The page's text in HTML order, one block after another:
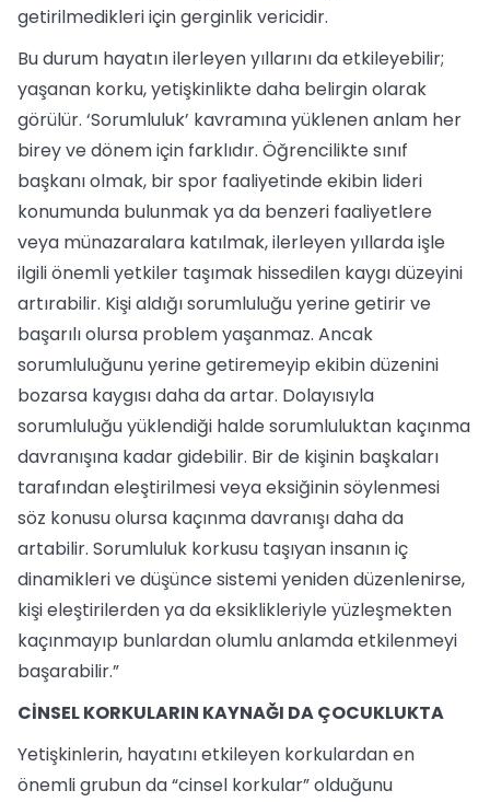
getirilmedikleri için gerginlik vericidir.
Bu durum hayatın ilerleyen yıllarını da etkileyebilir;
yaşanan korku, yetişkinlikte daha belirgin olarak
görülür. ‘Sorumluluk’ kavramına yüklenen anlam her
birey ve dönem için farklıdır. Öğrencilikte sınıf
başkanı olmak, bir spor faaliyetinde ekibin lideri
konumunda bulunmak ya da benzeri faaliyetlere
veya münazaralara katılmak, ilerleyen yıllarda işle
ilgili önemli yetkiler taşımak hissedilen kaygı düzeyini
artırabilir. Kişi aldığı sorumluluğu yerine getirir ve
başarılı olursa problem yaşanmaz. Ancak
sorumluluğunu yerine getiremeyip ekibin düzenini
bozarsa kaygısı daha da artar. Dolayısıyla
sorumluluğu yüklendiği halde sorumluluktan kaçınma
davranışına kadar gidebilir. Bir de kişinin başkaları
tarafından eleştirilmesi veya eksiğinin söylenmesi
söz konusu olursa kaçınma davranışı daha da
artabilir. Sorumluluk korkusu taşıyan insanın iç
dinamikleri ve düşünce sistemi yeniden düzenlenirse,
kişi eleştirilerden ya da eksiklikleriyle yüzleşmekten
kaçınmayıp bunlardan olumlu anlamda etkilenmeyi
başarabilir.”
CİNSEL KORKULARIN KAYNAĞI DA ÇOCUKLUKTA
Yetişkinlerin, hayatını etkileyen korkulardan en
önemli grubun da “cinsel korkular” olduğunu